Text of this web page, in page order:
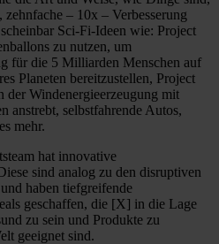
– 10x – Verbesserung
Sci-Fi-Ideen wie: Project
zu nutzen, um
für die 5 Milliarden Menschen auf
Planeten bereitzustellen, Project
der Windenergieerzeugung mit
anstrebt, selbstfahrende Autos,
mehr.
hat innovative
sind analog zu den disruptiven
haben tiefgreifende
geschaffen, die [X] in die Lage
zu sein und Produkte zu
geeignet sind.